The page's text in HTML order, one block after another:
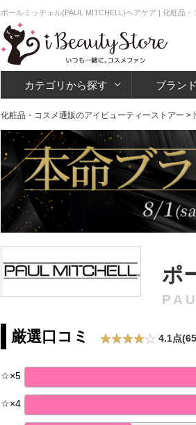
ポールミッチェル(PAUL MITCHELL)ヘアケア | 化粧品
カテゴリから探す ブラン
化粧品・コスメ通販のアイビューティーストアー >
ポ
厳選口コミ 4.1点
☆×5
☆×4